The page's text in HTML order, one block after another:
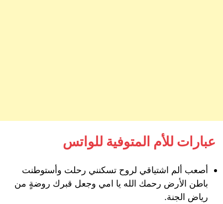
عبارات للأم المتوفية للواتس
أصعب ألم اشتياقي لروح تسكنني رحلت وأستوطنت
باطن الأرض رحمك الله يا امي وجعل قبرك روضةٍ من
رياض الجنة.